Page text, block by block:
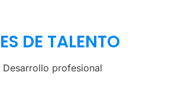
DE TALENTO
Desarrollo profesional